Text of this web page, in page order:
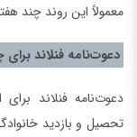
معمولاً این روند چند
دعوت‌نامه فنلاند
دعوت‌نامه فنلاند
تحصیل و بازدید